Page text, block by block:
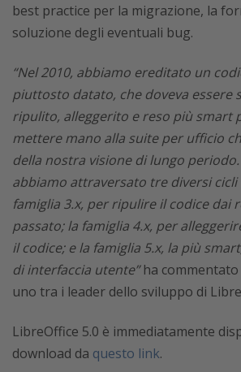
best practice per la migrazione, la
soluzione degli eventuali bug.
“Nel 2010, abbiamo ereditato un
piuttosto datato, che doveva essere
ripulito, alleggerito e reso più smart
mettere mano alla suite per ufficio
della nostra visione di lungo periodo.
abbiamo attraversato tre diversi cicli
famiglia 3.x, per ripulire il codice dai
passato; la famiglia 4.x, per
il codice; e la famiglia 5.x, la più
di interfaccia utente”ha commentato
uno tra i leader dello sviluppo di
LibreOffice 5.0 è immediatamente
download da questo link.